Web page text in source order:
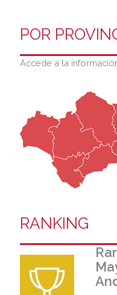
POR
Accede a la
RANKING